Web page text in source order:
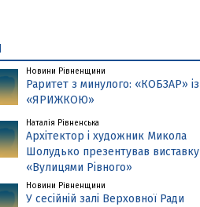
Новини Рівненщини
Раритет з минулого: «КОБЗАР» із
«ЯРИЖКОЮ»
Наталія Рівненська
Архітектор і художник Микола
Шолудько презентував виставку
«Вулицями Рівного»
Новини Рівненщини
У сесійній залі Верховної Ради